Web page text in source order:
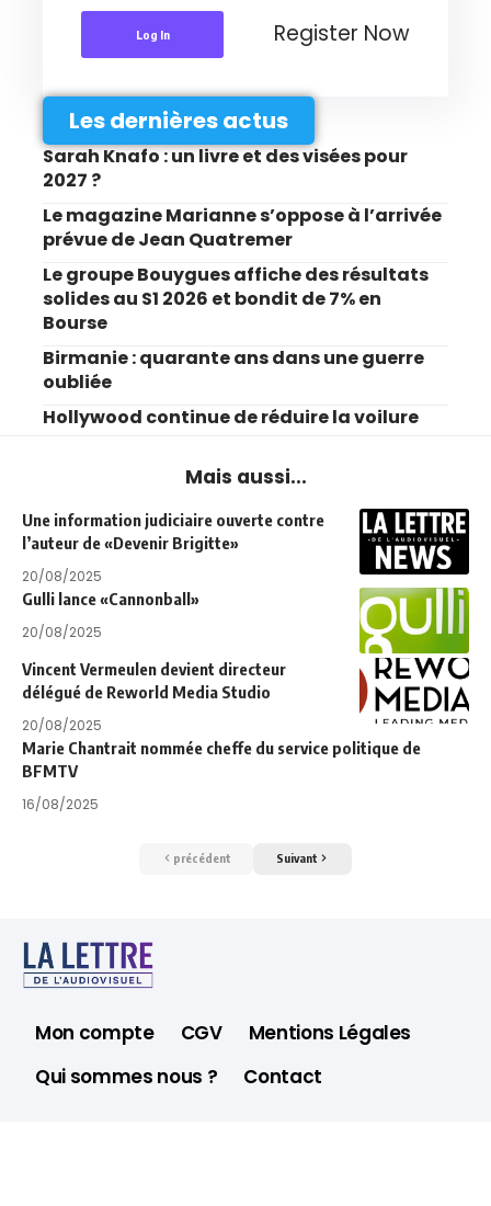
Log In Register Now
Les dernières actus
Sarah Knafo : un livre et des visées pour
2027 ?
Le magazine Marianne s’oppose à l’arrivée
prévue de Jean Quatremer
Le groupe Bouygues affiche des résultats
solides au S1 2026 et bondit de 7% en
Bourse
Birmanie : quarante ans dans une guerre
oubliée
Hollywood continue de réduire la voilure
Mais aussi...
Une information judiciaire ouverte contre
l’auteur de «Devenir Brigitte»
20/08/2025
Gulli lance «Cannonball»
20/08/2025
Vincent Vermeulen devient directeur
délégué de Reworld Media Studio
20/08/2025
Marie Chantrait nommée cheffe du service politique de
BFMTV
16/08/2025
précédent Suivant
Mon compte CGV
Mentions Légales
Qui sommes nous ?
Contact